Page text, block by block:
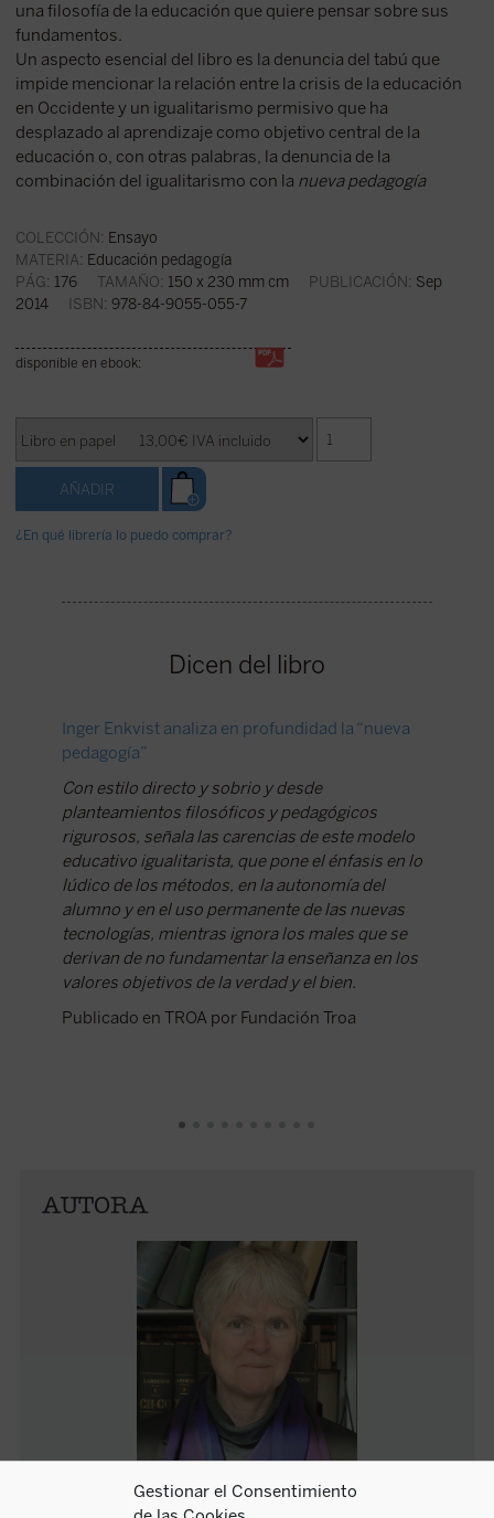
Gestionar el Consentimiento
una filosofía de la educación que quiere pensar sobre sus
fundamentos.
Un aspecto esencial del libro es la denuncia del tabú que
impide mencionar la relación entre la crisis de la educación
en Occidente y un igualitarismo permisivo que ha
desplazado al aprendizaje como objetivo central de la
educación o, con otras palabras, la denuncia de la
combinación del igualitarismo con la nueva pedagogía
COLECCIÓN: Ensayo
MATERIA: Educación pedagogía
PÁG: 176 TAMAÑO: 150 x 230 mm cm PUBLICACIÓN: Sep
2014 ISBN: 978-84-9055-055-7
disponible en ebook:
¿En qué librería lo puedo comprar?
Dicen del libro
Inger Enkvist analiza en profundidad la “nueva
pedagogía”
Con estilo directo y sobrio y desde
planteamientos filosóficos y pedagógicos
rigurosos, señala las carencias de este modelo
educativo igualitarista, que pone el énfasis en lo
lúdico de los métodos, en la autonomía del
alumno y en el uso permanente de las nuevas
tecnologías, mientras ignora los males que se
derivan de no fundamentar la enseñanza en los
valores objetivos de la verdad y el bien.
Publicado en TROA por Fundación Troa
AUTORA
Inger Enkvist